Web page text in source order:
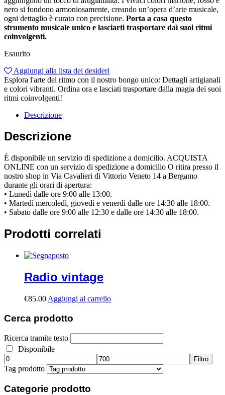
nero si fondono armoniosamente, creando un’opera d’arte musicale,
ogni dettaglio è curato con precisione. Porta a casa questo
strumento musicale unico e lasciarti trasportare dai suoi ritmi
coinvolgenti.
Esaurito
Aggiungi alla lista dei desideri
Esplora l'arte del ritmo con il nostro bongo unico: Dettagli artigianali
e colori vibranti. Ordina ora e lasciati trasportare dalla magia dei suoi
ritmi coinvolgenti!
Descrizione
Descrizione
È disponibile un servizio di spedizione a domicilio. ACQUISTA
ONLINE con un servizio di spedizione a domicilio O ritira presso il
nostro shop in Via Cavalieri di Vittorio Veneto 14 a Bergamo
durante gli orari di apertura:
• Lunedì dalle ore 9:00 alle 13:00.
• Martedì mercoledì, giovedì e venerdì dalle ore 14:30 alle 18:00.
• Sabato dalle ore 9:00 alle 12:30 e dalle ore 14:30 alle 18:00.
Prodotti correlati
Radio vintage
€85.00 Aggiungi al carrello
Cerca prodotto
Ricerca tramite testo
Disponibile
Filtro
Tag prodotto
Categorie prodotto